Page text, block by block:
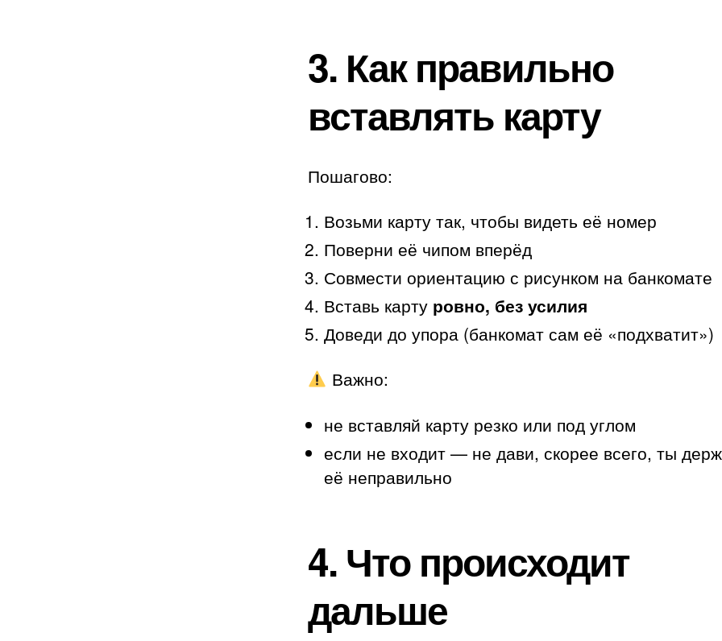
3. Как правильно
вставлять карту
Пошагово:
Возьми карту так, чтобы видеть её номер
Поверни её чипом вперёд
Совмести ориентацию с рисунком на банкомате
Вставь карту ровно, без усилия
Доведи до упора (банкомат сам её «подхватит»)
Важно:
не вставляй карту резко или под углом
если не входит — не дави, скорее всего, ты
её неправильно
4. Что происходит
дальше